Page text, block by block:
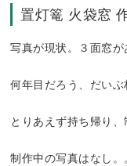
置灯篭 火袋窓
写真が現状。３面窓が
何年目だろう、だい
とりあえず持ち帰り、
制作中の写真はなし